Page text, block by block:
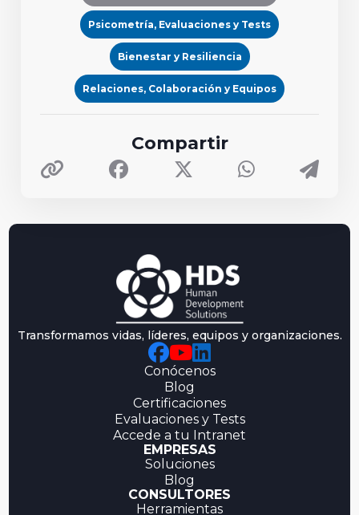
Psicometría, Evaluaciones y Tests
Bienestar y Resiliencia
Relaciones, Colaboración y Equipos
Compartir
Transformamos vidas, líderes, equipos y organizaciones.
Conócenos
Blog
Certificaciones
Evaluaciones y Tests
Accede a tu Intranet
EMPRESAS
Soluciones
Blog
CONSULTORES
Herramientas